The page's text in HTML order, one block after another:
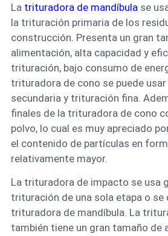
La trituradora de mandíbula se
la trituración primaria de los
construcción. Presenta un gran
alimentación, alta capacidad y
trituración, bajo consumo de
trituradora de cono se puede
secundaria y trituración fina.
finales de la trituradora de cono
polvo, lo cual es muy apreciado
el contenido de partículas en
relativamente mayor.
La trituradora de impacto se usa
trituración de una sola etapa o se
trituradora de mandíbula. La
también tiene un gran tamaño de